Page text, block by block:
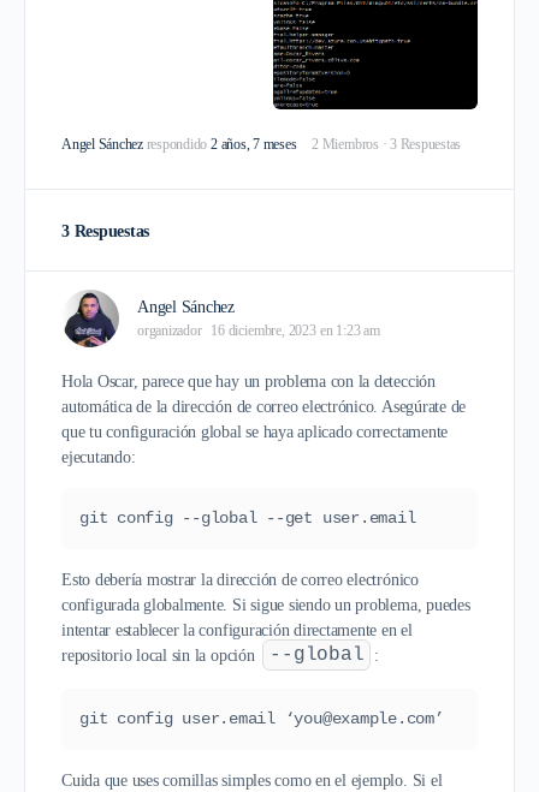
Angel Sánchez respondido2 años, 7 meses 2 Miembros · 3 Respuestas
3 Respuestas
Angel Sánchez
organizador 16 diciembre, 2023 en 1:23 am
Hola Oscar, parece que hay un problema con la detección
automática de la dirección de correo electrónico. Asegúrate de
que tu configuración global se haya aplicado correctamente
ejecutando:
git config --global --get user.email
Esto debería mostrar la dirección de correo electrónico
configurada globalmente. Si sigue siendo un problema, puedes
intentar establecer la configuración directamente en el
repositorio local sin la opción
--global :
git config user.email ‘you@example.com’
Cuida que uses comillas simples como en el ejemplo. Si el